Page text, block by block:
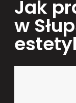
Jak
w